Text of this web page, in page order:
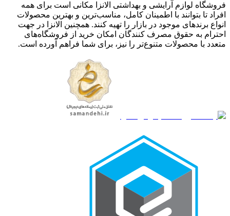
فروشگاه لوازم آرایشی و بهداشتی الانزا مکانی است برای همه
افراد تا بتوانند با اطمینان کامل، مناسب‌ترین و بهترین محصولات
انواع برندهای موجود در بازار را تهیه کنند. همچنین الانزا در جهت
احترام به حقوق مصرف کنندگان امکان خرید از فروشگاه‌های
متعدد با محصولات متنوع‌تر را نیز، برای شما فراهم آورده است.